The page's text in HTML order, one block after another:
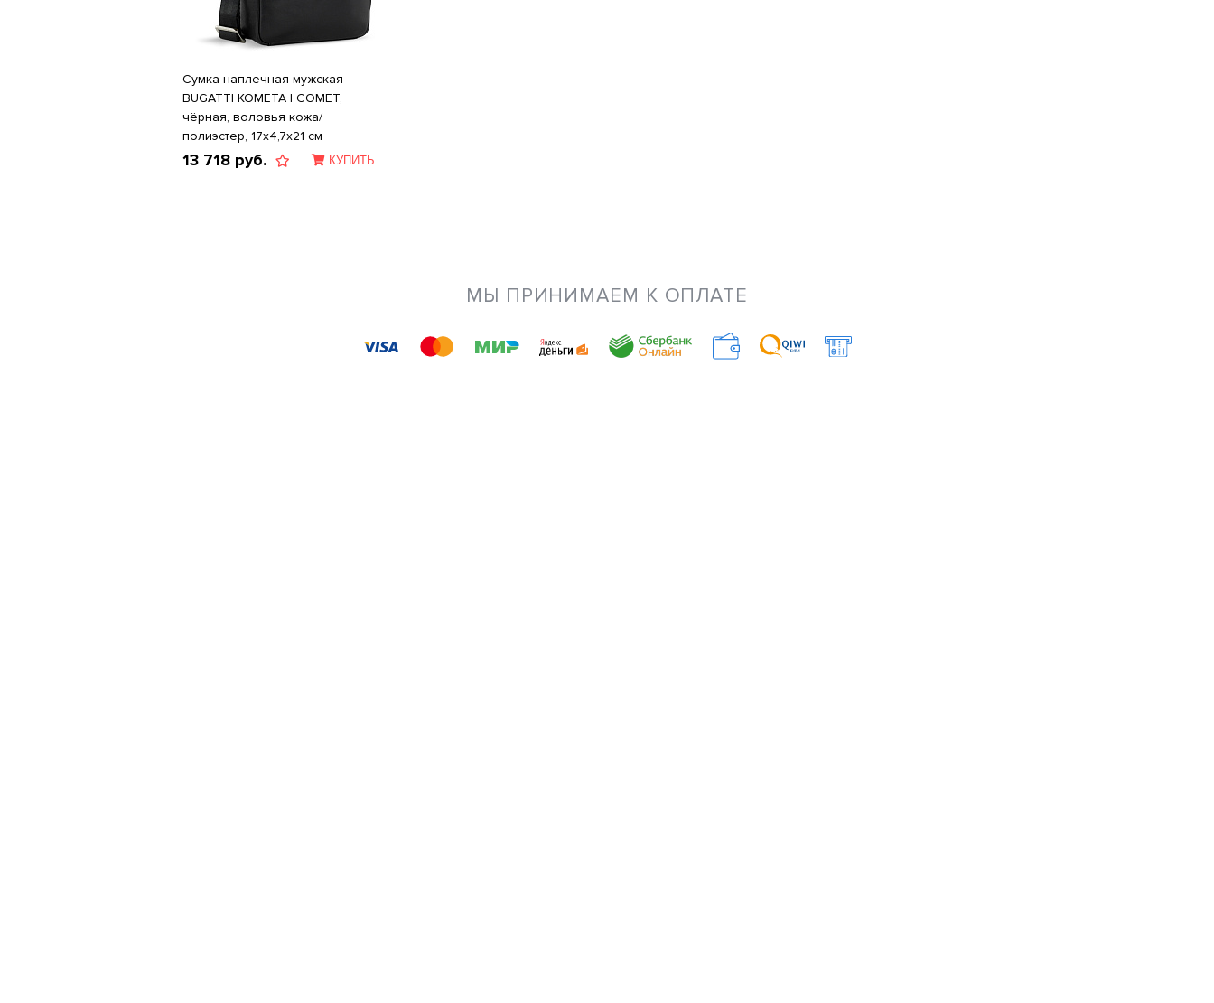
Сумка наплечная мужская
BUGATTI КОМЕТА | COMET,
чёрная, воловья кожа/
полиэстер, 17х4,7х21 см
13 718 руб. КУПИТЬ
МЫ ПРИНИМАЕМ К ОПЛАТЕ